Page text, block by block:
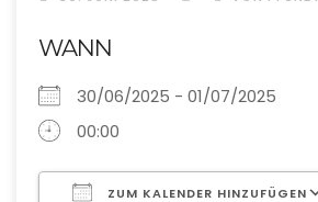
WANN
30/06/2025 - 01/07/2025
00:00
ZUM KALENDER HINZUFÜGEN